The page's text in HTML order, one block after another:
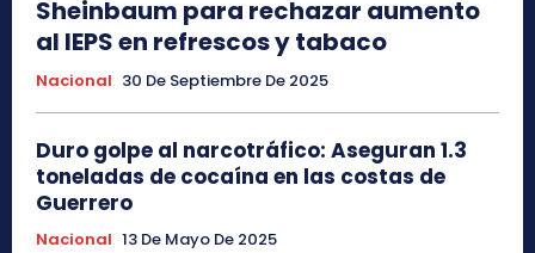
Sheinbaum para rechazar aumento
al IEPS en refrescos y tabaco
Nacional 30 De Septiembre De 2025
Duro golpe al narcotráfico: Aseguran 1.3
toneladas de cocaína en las costas de
Guerrero
Nacional 13 De Mayo De 2025